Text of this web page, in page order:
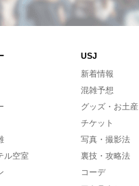
USJ
ル空室
新着情報
混雑予想
グッズ・お土産
チケット
写真・撮影法
裏技・攻略法
コーデ